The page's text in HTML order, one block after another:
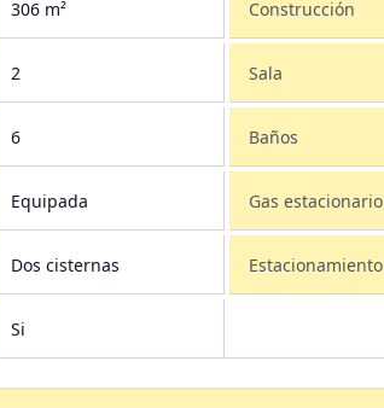
306 m² Construcción
2 Sala
6 Baños
Equipada Gas estacionario
Dos cisternas Estacionamiento
Si